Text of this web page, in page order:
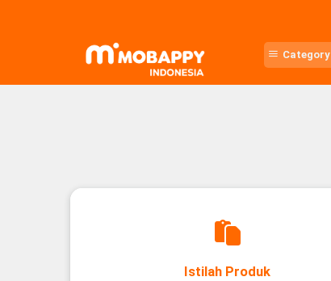
Category
Istilah Produk